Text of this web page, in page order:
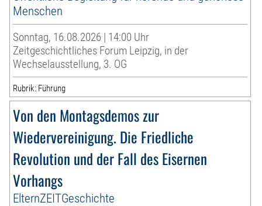
Menschen
Sonntag, 16.08.2026 | 14:00 Uhr
Zeitgeschichtliches Forum Leipzig, in der
Wechselausstellung, 3. OG
Rubrik: Führung
Von den Montagsdemos zur
Wiedervereinigung. Die Friedliche
Revolution und der Fall des Eisernen
Vorhangs
ElternZEITGeschichte